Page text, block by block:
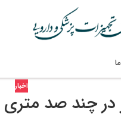
اخبار
در چند صد